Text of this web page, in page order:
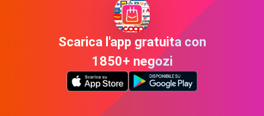
Scarica l'app gratuita con
1850+ negozi